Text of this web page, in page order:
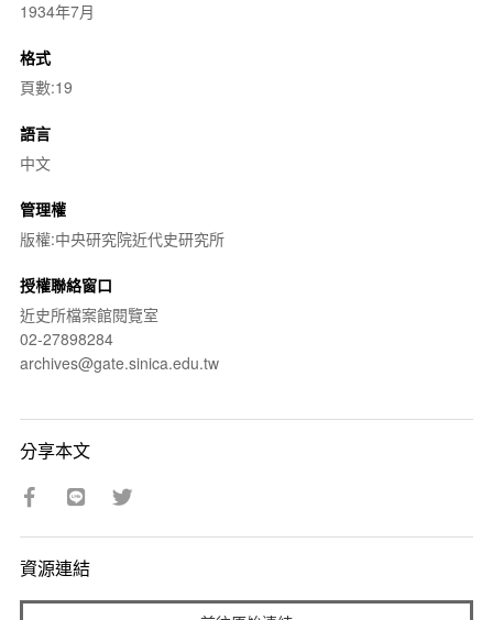
1934年7月
格式
頁數:19
語言
中文
管理權
版權:中央研究院近代史研究所
授權聯絡窗口
近史所檔案館閱覽室
02-27898284
archives@gate.sinica.edu.tw
分享本文
資源連結